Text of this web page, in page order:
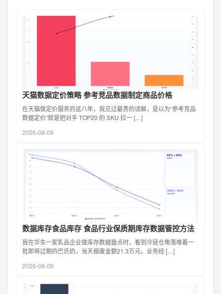
天猫数据定价策略 参考竞品数据制定商品价格
在天猫做定价服务的这八年，我见过最贵的误解，是以为“参考竞品
数据定价”就是把对手 TOP20 的 SKU 拉一 […]
2026-08-06
数据库存食品库存 食品行业保质期库存数据管控方法
我在华东一家乳品企业做库存数据盘点时，看到冷链仓角落堆着一
批即将过期的巴氏奶，当天报废金额21.3万元。业务经 […]
2026-08-06